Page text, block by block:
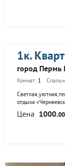
1к.
город Пермь
Комнат: 1
отдыха
широко
«Спартак», СК им.
Цена 1000.00